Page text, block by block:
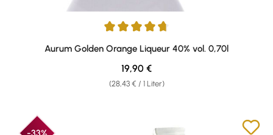
Durchschnittliche Bewertung von 4.8 von 5 Sternen
Aurum Golden Orange Liqueur 40% vol. 0,70l
(28,43 € / 1 Liter)
Regulärer Preis:
19,90 €